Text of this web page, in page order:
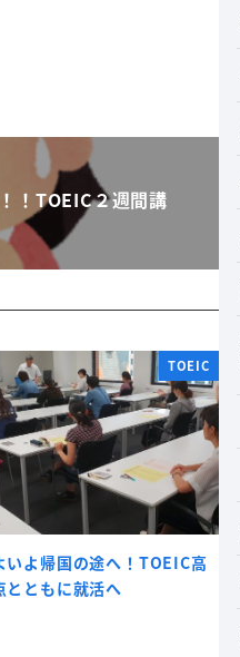
！TOEIC２週間講
TOEIC
いよ帰国の途へ！TOEIC高
とともに就活へ